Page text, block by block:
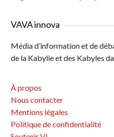
VAVA innova
Média d’information et de
de la Kabylie et des Kabyles
À propos
Nous contacter
Mentions légales
Politique de confidentialité